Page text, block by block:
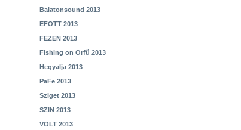
Balatonsound 2013
EFOTT 2013
FEZEN 2013
Fishing on Orfű 2013
Hegyalja 2013
PaFe 2013
Sziget 2013
SZIN 2013
VOLT 2013